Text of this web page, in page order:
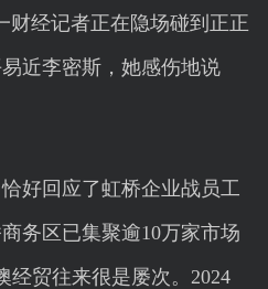
财经记者正在隐场碰到正正
近李密斯，她感伤地说
回应了虹桥企业战员工
务区已集聚逾10万家市场
经贸往来很是屡次。2024